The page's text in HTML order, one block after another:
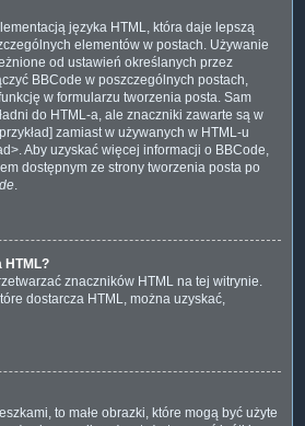
języka HTML, która daje lepszą
elementów w postach. Używanie
od ustawień określanych przez
BBCode w poszczególnych postach,
w formularzu tworzenia posta. Sam
do HTML-a, ale znaczniki zawarte są w
zamiast w używanych w HTML-u
Aby uzyskać więcej informacji o BBCode,
dostępnym ze strony tworzenia posta po
.
HTML?
znaczników HTML na tej witrynie.
dostarcza HTML, można uzyskać,
to małe obrazki, które mogą być użyte